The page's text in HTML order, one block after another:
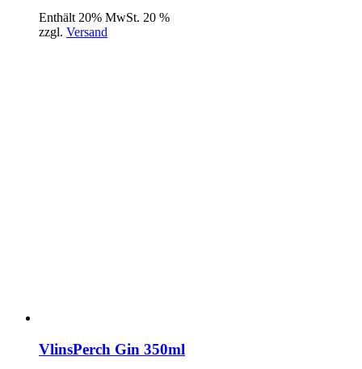
Enthält 20% MwSt. 20 %
zzgl. Versand
VlinsPerch Gin 350ml